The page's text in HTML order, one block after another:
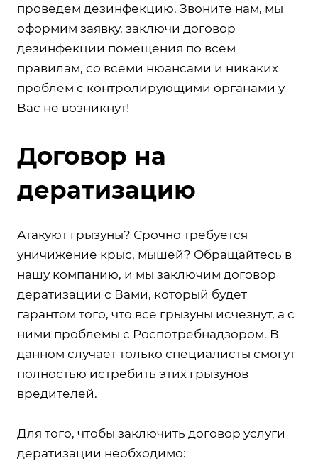
проведем дезинфекцию. Звоните нам, мы
оформим заявку, заключи договор
дезинфекции помещения по всем
правилам, со всеми нюансами и никаких
проблем с контролирующими органами у
Вас не возникнут!
Договор на
дератизацию
Атакуют грызуны? Срочно требуется
уничижение крыс, мышей? Обращайтесь в
нашу компанию, и мы заключим договор
дератизации с Вами, который будет
гарантом того, что все грызуны исчезнут, а с
ними проблемы с Роспотребнадзором. В
данном случает только специалисты смогут
полностью истребить этих грызунов
вредителей.
Для того, чтобы заключить договор услуги
дератизации необходимо: